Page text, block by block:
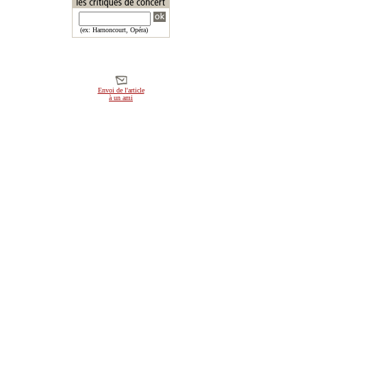
(ex: Harnoncourt, Opéra)
Envoi de l'article
à un ami